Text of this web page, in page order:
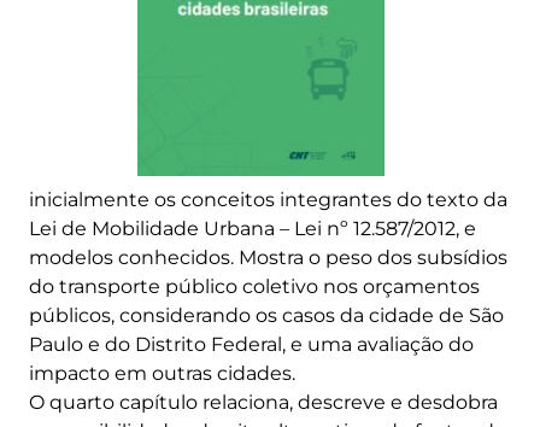
inicialmente os conceitos integrantes do texto da
Lei de Mobilidade Urbana – Lei nº 12.587/2012, e
modelos conhecidos. Mostra o peso dos subsídios
do transporte público coletivo nos orçamentos
públicos, considerando os casos da cidade de São
Paulo e do Distrito Federal, e uma avaliação do
impacto em outras cidades.
O quarto capítulo relaciona, descreve e desdobra